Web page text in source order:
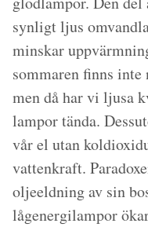
synligt ljus
minskar
sommaren finns
men då har vi ljusa
lampor tända.
vår el utan
vattenkraft.
oljeeldning av sin
lågenergilampor